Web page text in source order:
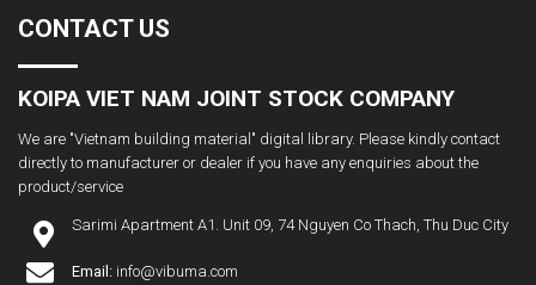
CONTACT US
KOIPA VIET NAM JOINT STOCK COMPANY
We are "Vietnam building material" digital library. Please kindly contact
directly to manufacturer or dealer if you have any enquiries about the
product/service
Sarimi Apartment A1. Unit 09, 74 Nguyen Co Thach, Thu Duc City
Email: info@vibuma.com